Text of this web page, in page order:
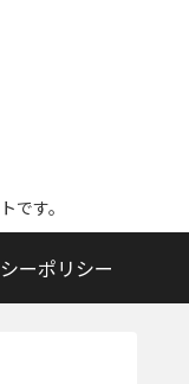
です。
ーポリシー